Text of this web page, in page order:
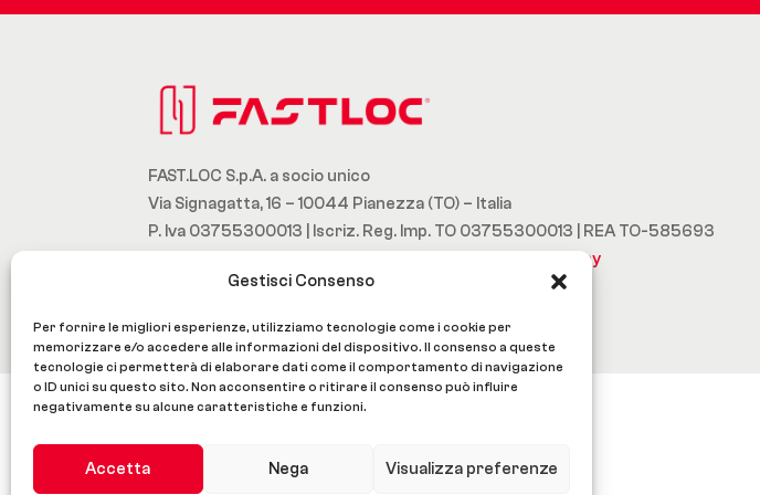
Gestisci Consenso
Per fornire le migliori esperienze, utilizziamo tecnologie come i cookie per
memorizzare e/o accedere alle informazioni del dispositivo. Il consenso a queste
tecnologie ci permetterà di elaborare dati come il comportamento di navigazione
o ID unici su questo sito. Non acconsentire o ritirare il consenso può influire
negativamente su alcune caratteristiche e funzioni.
Accetta Nega Visualizza preferenze
FAST.LOC S.p.A. a socio unico
Via Signagatta, 16 – 10044 Pianezza (TO) – Italia
P. Iva 03755300013 | Iscriz. Reg. Imp. TO 03755300013 | REA TO-585693
Privacy Policy